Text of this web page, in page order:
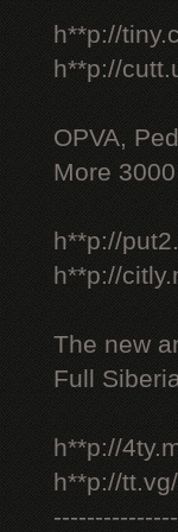
h**p://
h**p://
OPVA,
More
h**p://
h**p://
The new
Full
h**p://
h**p://